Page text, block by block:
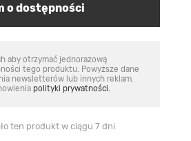
o dostępności
aby otrzymać jednorazową
tego produktu. Powyższe dane
newsletterów lub innych reklam.
polityki prywatności.
ten produkt w ciągu 7 dni